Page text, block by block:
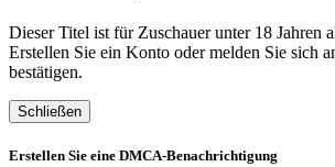
Dieser Titel ist für Zuschauer unter 18 Jahren
Erstellen Sie ein Konto oder melden Sie sich
bestätigen.
Schließen
Erstellen Sie eine DMCA-Benachrichtigung